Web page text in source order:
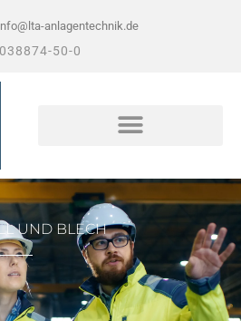
anlagentechnik.de
038874-50-0
UND BLECH